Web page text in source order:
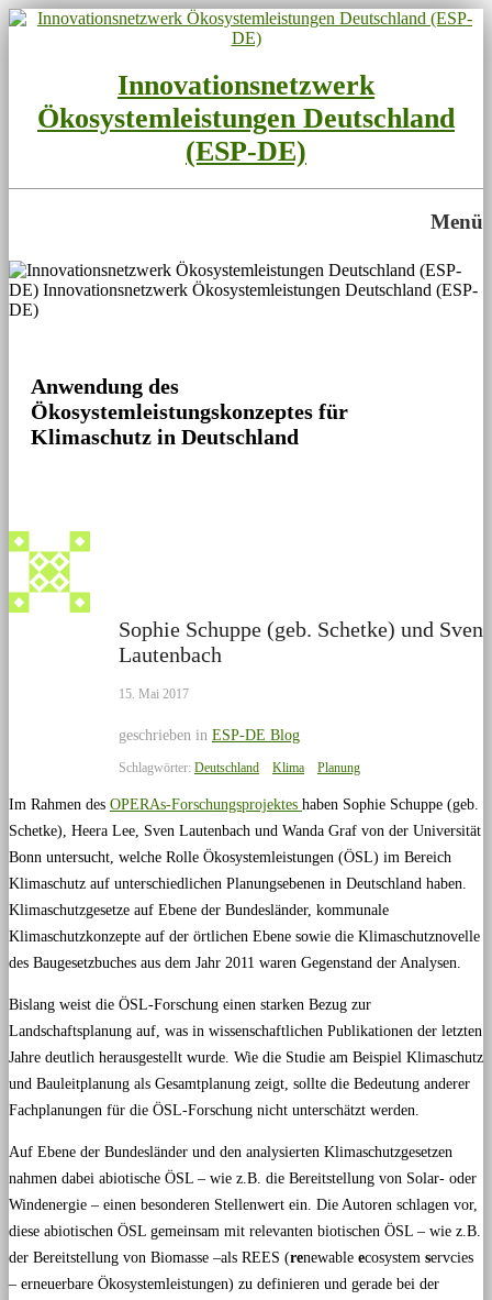
Innovationsnetzwerk
Ökosystemleistungen Deutschland
(ESP-DE)
Menü
Anwendung des
Ökosystemleistungskonzeptes für
Klimaschutz in Deutschland
Sophie Schuppe (geb. Schetke) und Sven
Lautenbach
15. Mai 2017
geschrieben in ESP-DE Blog
Schlagwörter: Deutschland Klima Planung
Im Rahmen des OPERAs-Forschungsprojektes haben Sophie Schuppe (geb.
Schetke), Heera Lee, Sven Lautenbach und Wanda Graf von der Universität
Bonn untersucht, welche Rolle Ökosystemleistungen (ÖSL) im Bereich
Klimaschutz auf unterschiedlichen Planungsebenen in Deutschland haben.
Klimaschutzgesetze auf Ebene der Bundesländer, kommunale
Klimaschutzkonzepte auf der örtlichen Ebene sowie die Klimaschutznovelle
des Baugesetzbuches aus dem Jahr 2011 waren Gegenstand der Analysen.
Bislang weist die ÖSL-Forschung einen starken Bezug zur
Landschaftsplanung auf, was in wissenschaftlichen Publikationen der letzten
Jahre deutlich herausgestellt wurde. Wie die Studie am Beispiel Klimaschutz
und Bauleitplanung als Gesamtplanung zeigt, sollte die Bedeutung anderer
Fachplanungen für die ÖSL-Forschung nicht unterschätzt werden.
Auf Ebene der Bundesländer und den analysierten Klimaschutzgesetzen
nahmen dabei abiotische ÖSL – wie z.B. die Bereitstellung von Solar- oder
Windenergie – einen besonderen Stellenwert ein. Die Autoren schlagen vor,
diese abiotischen ÖSL gemeinsam mit relevanten biotischen ÖSL – wie z.B.
der Bereitstellung von Biomasse –als REES (renewable ecosystem servcies
– erneuerbare Ökosystemleistungen) zu definieren und gerade bei der